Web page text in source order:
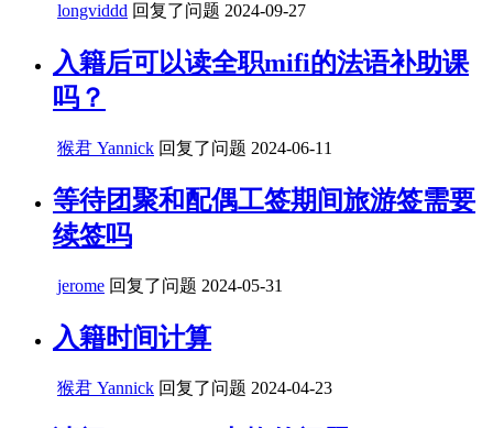
longviddd 回复了问题 2024-09-27
入籍后可以读全职mifi的法语补助课
吗？
猴君 Yannick 回复了问题 2024-06-11
等待团聚和配偶工签期间旅游签需要
续签吗
jerome 回复了问题 2024-05-31
入籍时间计算
猴君 Yannick 回复了问题 2024-04-23